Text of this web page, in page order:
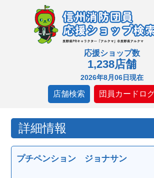
応援ショップ数
1,238店舗
2026年8月06日現在
店舗検索 団員カードロ
詳細情報
プチペンション ジョナサン